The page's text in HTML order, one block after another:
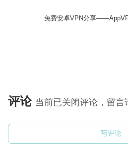
免费安卓VPN分享
评论 当前已关闭评论，留言
写评论